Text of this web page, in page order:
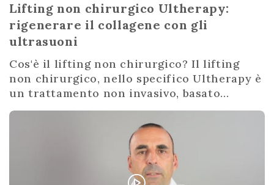
Lifting non chirurgico Ultherapy:
rigenerare il collagene con gli
ultrasuoni
Cos'è il lifting non chirurgico? Il lifting
non chirurgico, nello specifico Ultherapy è
un trattamento non invasivo, basato...